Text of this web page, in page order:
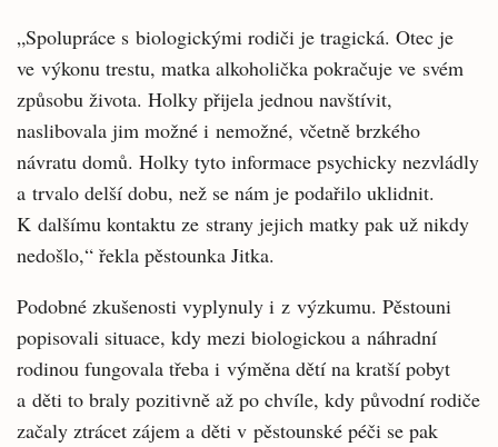
„Spolupráce s biologickými rodiči je tragická. Otec je
ve výkonu trestu, matka alkoholička pokračuje ve svém
způsobu života. Holky přijela jednou navštívit,
naslibovala jim možné i nemožné, včetně brzkého
návratu domů. Holky tyto informace psychicky nezvládly
a trvalo delší dobu, než se nám je podařilo uklidnit.
K dalšímu kontaktu ze strany jejich matky pak už nikdy
nedošlo,“ řekla pěstounka Jitka.
Podobné zkušenosti vyplynuly i z výzkumu. Pěstouni
popisovali situace, kdy mezi biologickou a náhradní
rodinou fungovala třeba i výměna dětí na kratší pobyt
a děti to braly pozitivně až po chvíle, kdy původní rodiče
začaly ztrácet zájem a děti v pěstounské péči se pak